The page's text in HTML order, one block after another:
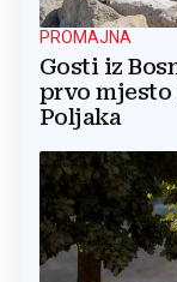
PROMAJNA
Gosti iz
prvo mjesto
Poljaka